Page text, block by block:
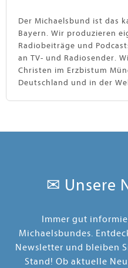
Der Michaelsbund ist das
Bayern. Wir produzieren
Radiobeiträge und
an TV- und Radiosender.
Christen im Erzbistum
Deutschland und in der
✉ Unsere
Immer gut
Michaelsbundes.
Newsletter und bleiben
Stand! Ob aktuelle